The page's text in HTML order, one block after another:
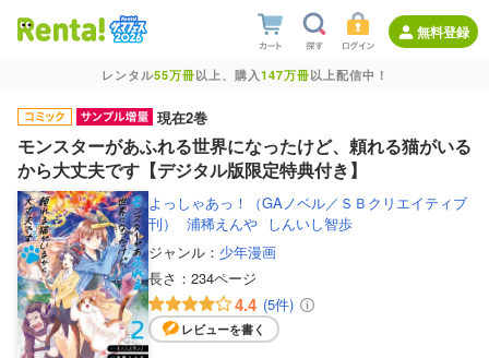
無料登録
レンタル55万冊以上、購入147万冊以上配信中！
現在2巻
モンスターがあふれる世界になったけど、頼れる猫がいる
から大丈夫です【デジタル版限定特典付き】
よっしゃあっ！（GAノベル／ＳＢクリエイティブ
刊）
浦稀えんや しんいし智歩
ジャンル： 少年漫画
長さ： 234ページ
4.4 (5件)
レビューを書く